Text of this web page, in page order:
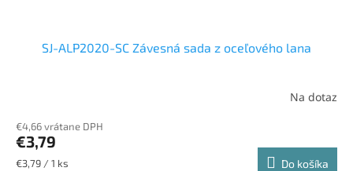
SJ-ALP2020-SC Závesná sada z oceľového lana
Na dotaz
€4,66 vrátane DPH
€3,79
Jednotková
€3,79 / 1 ks Do košíka